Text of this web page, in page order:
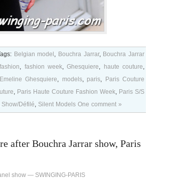
Belgian model , Bouchra Jarrar, Bouchra Jarrar
fashion, fashion week,Ghesquiere, haute couture,
Ghesquiere, models, paris,
Paris Couture
, Paris Haute Couture Fashion Week, Paris S/S
Show/Défilé, Silent Models One comment »
after Bouchra Jarrar show, Paris
show — SWINGING-PARIS